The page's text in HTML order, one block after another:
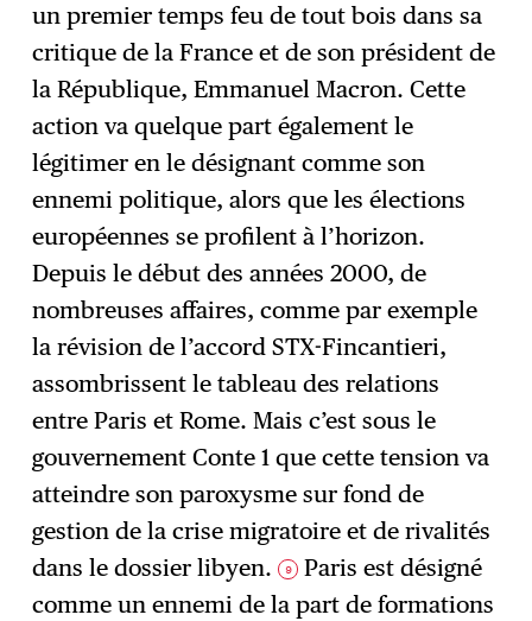
un premier temps feu de tout bois dans sa
critique de la France et de son président de
la République, Emmanuel Macron. Cette
action va quelque part également le
légitimer en le désignant comme son
ennemi politique, alors que les élections
européennes se profilent à l’horizon.
Depuis le début des années 2000, de
nombreuses affaires, comme par exemple
la révision de l’accord STX-Fincantieri,
assombrissent le tableau des relations
entre Paris et Rome. Mais c’est sous le
gouvernement Conte 1 que cette tension va
atteindre son paroxysme sur fond de
gestion de la crise migratoire et de rivalités
dans le dossier libyen. 9
Paris est désigné
comme un ennemi de la part de formations